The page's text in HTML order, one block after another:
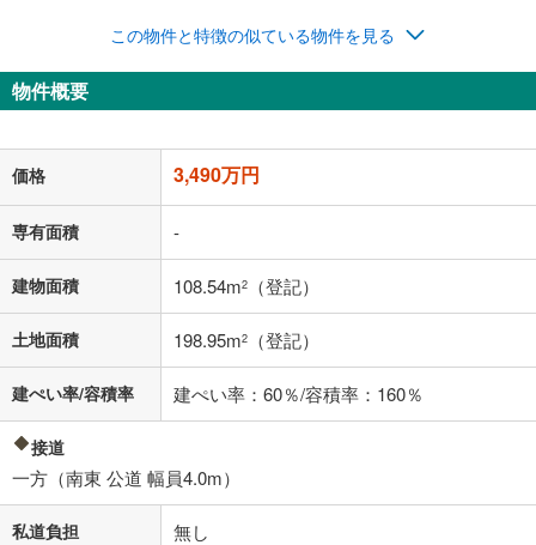
ナス時の増額分（1回分）を入力してください。
ボーナス払いの限度額は金融機関によって異なります。
閉じる
月々の返済額
上、ご自身での入力をお願いいたします。初期設定で自動入力されてい
る値は、実際の金融機関等における貸出金利とは何ら関係がなく、実際
の金融機関等における貸出金利を何ら保証するものではありません。返
適用した場合の計算結果を表示しています。
その他月額費用や、初期費用がかかります。ご注意ください。実際にお
借り入れの際は各金融機関等に、必ずご自身でご確認をお願いいたしま
す。
条件によってお借り入れができないことがあります。
不動産会社に購入相談をする 無料
この物件と特徴の似ている物件を見る
物件概要
価格 3,490万円
専有面積 -
建物面積 108.54m2 （登記）
土地面積 198.95m2 （登記）
建ぺい率/容積率 建ぺい率：60％/容積率：160％
接道
一方（南東 公道 幅員4.0m）
私道負担 無し